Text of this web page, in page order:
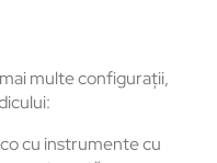
multe configurații,
cu instrumente cu